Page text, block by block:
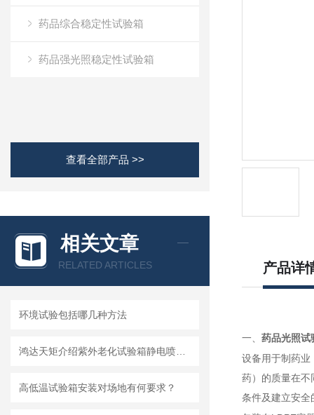
药品综合稳定性试验箱
药品强光照稳定性试验箱
查看全部产品 >>
相关文章
RELATED ARTICLES
环境试验包括哪几种方法
高低温试验箱安装对场地有何要求？
产品详
一、 药品光照试
设备用于制药业
药）的质量在不
条件及建立安全